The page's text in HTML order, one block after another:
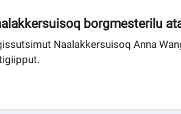
borgmesterilu
Naalakkersuisoq Anna